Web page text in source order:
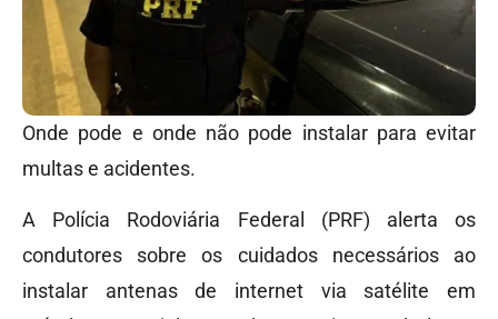
Onde pode e onde não pode instalar para evitar
multas e acidentes.
A Polícia Rodoviária Federal (PRF) alerta os
condutores sobre os cuidados necessários ao
instalar antenas de internet via satélite em